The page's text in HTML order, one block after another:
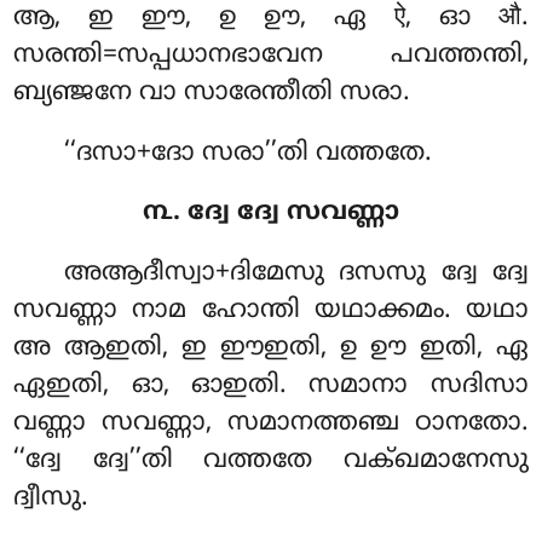
ആ, ഇ ഈ, ഉ ഊ, ഏ ऐ, ഓ औ.
സരന്തി=സപ്പധാനഭാവേന പവത്തന്തി,
ബ്യഞ്ജനേ വാ സാരേന്തീതി സരാ.
‘‘ദസാ+ദോ സരാ’’തി വത്തതേ.
൩. ദ്വേ ദ്വേ സവണ്ണാ
അആദീസ്വാ+ദിമേസു ദസസു ദ്വേ ദ്വേ
സവണ്ണാ നാമ ഹോന്തി യഥാക്കമം. യഥാ
അ ആഇതി, ഇ ഈഇതി, ഉ ഊ ഇതി, ഏ
ഏഇതി, ഓ, ഓഇതി. സമാനാ സദിസാ
വണ്ണാ സവണ്ണാ, സമാനത്തഞ്ച ഠാനതോ.
‘‘ദ്വേ ദ്വേ’’തി വത്തതേ വക്ഖമാനേസു
ദ്വീസു.